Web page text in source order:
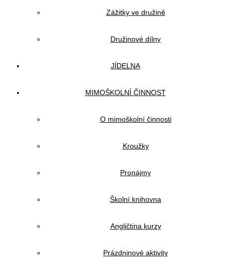
Zážitky ve družině
Družinové dílny
JÍDELNA
MIMOŠKOLNÍ ČINNOST
O mimoškolní činnosti
Kroužky
Pronájmy
Školní knihovna
Angličtina kurzy
Prázdninové aktivity